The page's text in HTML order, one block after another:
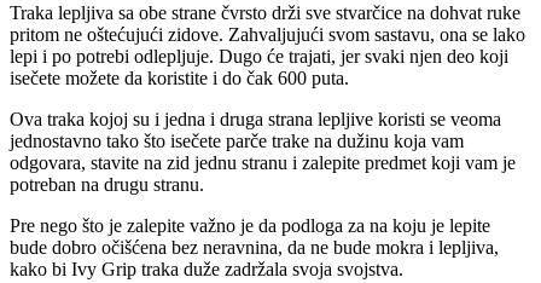
Traka lepljiva sa obe strane čvrsto drži sve stvarčice na dohvat ruke
pritom ne oštećujući zidove. Zahvaljujući svom sastavu, ona se lako
lepi i po potrebi odlepljuje. Dugo će trajati, jer svaki njen deo koji
isečete možete da koristite i do čak 600 puta.
Ova traka kojoj su i jedna i druga strana lepljive koristi se veoma
jednostavno tako što isečete parče trake na dužinu koja vam
odgovara, stavite na zid jednu stranu i zalepite predmet koji vam je
potreban na drugu stranu.
Pre nego što je zalepite važno je da podloga za na koju je lepite
bude dobro očišćena bez neravnina, da ne bude mokra i lepljiva,
kako bi Ivy Grip traka duže zadržala svoja svojstva.